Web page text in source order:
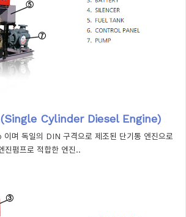
(Single Cylinder Diesel Engine)
며 독일의 DIN 구격으로 제조된 단기통 엔진으로
진펌프로 적합한 엔진..